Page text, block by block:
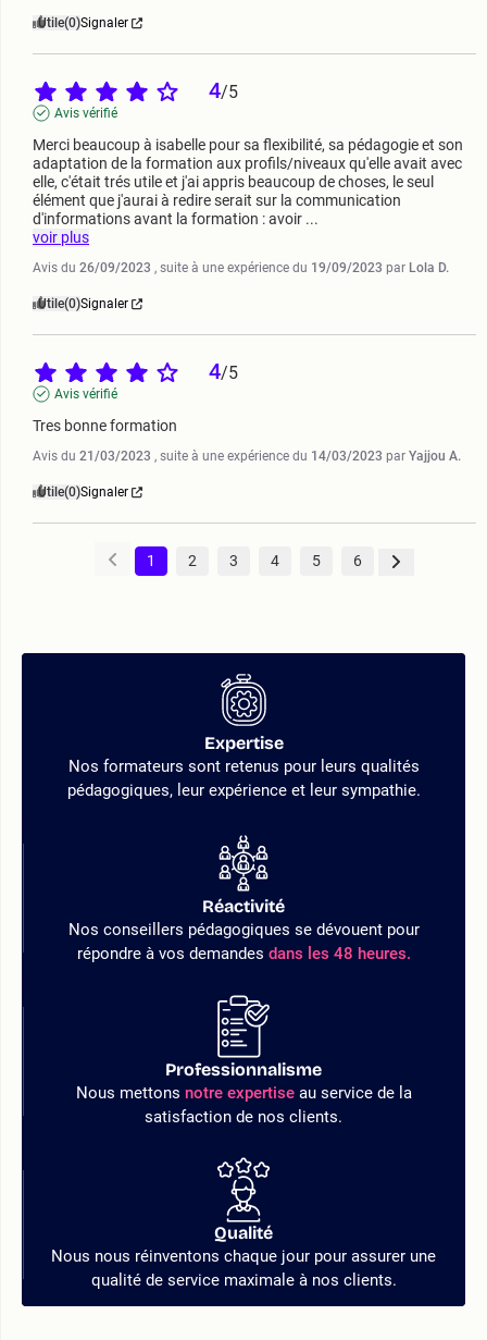
Utile(0)Signaler
4/5
Avis vérifié
Merci beaucoup à isabelle pour sa flexibilité, sa pédagogie et son
adaptation de la formation aux profils/niveaux qu'elle avait avec
elle, c'était trés utile et j'ai appris beaucoup de choses, le seul
élément que j'aurai à redire serait sur la communication
d'informations avant la formation : avoir ...
voir plus
Avis du 26/09/2023 , suite à une expérience du 19/09/2023 par Lola D.
Utile(0)Signaler
4/5
Avis vérifié
Tres bonne formation
Avis du 21/03/2023 , suite à une expérience du 14/03/2023 par Yajjou A.
Utile(0)Signaler
1 2 3 4 5 6
Expertise
Nos formateurs sont retenus pour leurs qualités
pédagogiques, leur expérience et leur sympathie.
Réactivité
Nos conseillers pédagogiques se dévouent pour
répondre à vos demandes dans les 48 heures.
Professionnalisme
Nous mettons notre expertiseau service de la
satisfaction de nos clients.
Qualité
Nous nous réinventons chaque jour pour assurer une
qualité de service maximale à nos clients.